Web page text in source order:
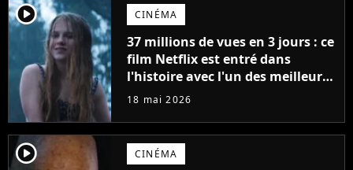
player2 CINÉMA
37 millions de vues en 3 jours : ce
film Netflix est entré dans
l'histoire avec l'un des meilleurs
lancements de tous les temps
18 mai 2026
player2 CINÉMA